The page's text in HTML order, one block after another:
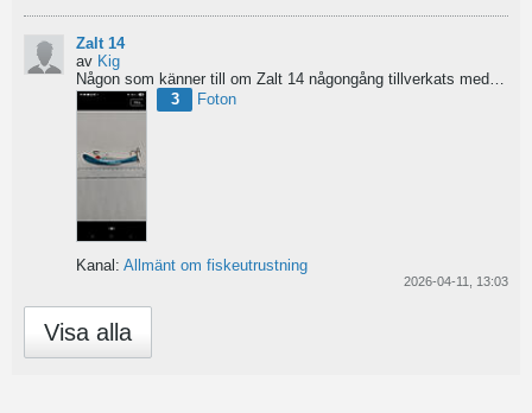
Zalt 14
av Kig
Någon som känner till om Zalt 14 någongång tillverkats med fenor?
3
Foton
Kanal: Allmänt om fiskeutrustning
2026-04-11, 13:03
Visa alla